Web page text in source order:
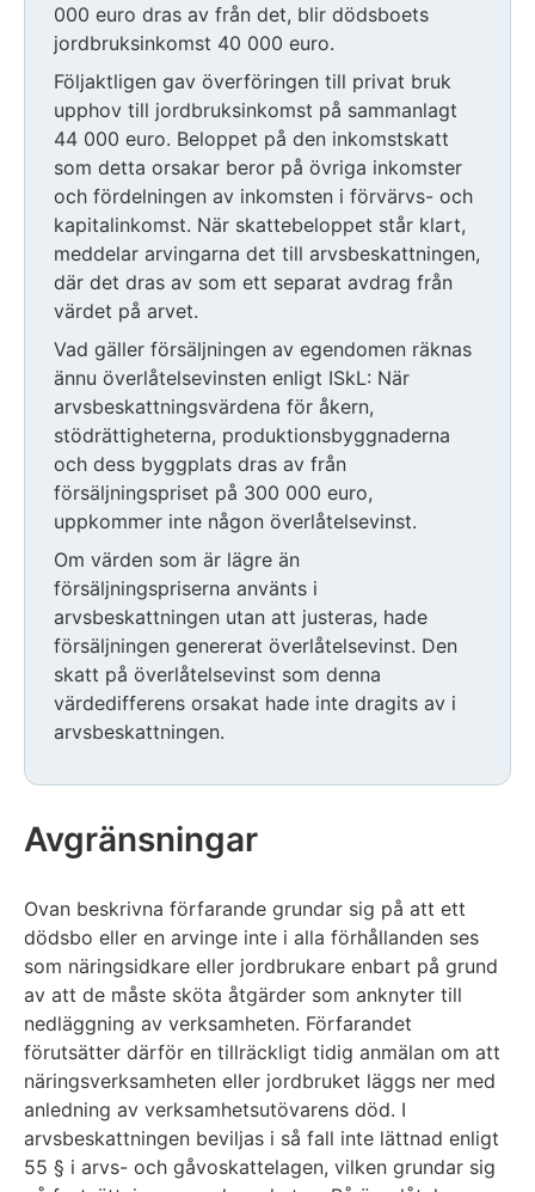
000 euro dras av från det, blir dödsboets
jordbruksinkomst 40 000 euro.
Följaktligen gav överföringen till privat bruk
upphov till jordbruksinkomst på sammanlagt
44 000 euro. Beloppet på den inkomstskatt
som detta orsakar beror på övriga inkomster
och fördelningen av inkomsten i förvärvs- och
kapitalinkomst. När skattebeloppet står klart,
meddelar arvingarna det till arvsbeskattningen,
där det dras av som ett separat avdrag från
värdet på arvet.
Vad gäller försäljningen av egendomen räknas
ännu överlåtelsevinsten enligt ISkL: När
arvsbeskattningsvärdena för åkern,
stödrättigheterna, produktionsbyggnaderna
och dess byggplats dras av från
försäljningspriset på 300 000 euro,
uppkommer inte någon överlåtelsevinst.
Om värden som är lägre än
försäljningspriserna använts i
arvsbeskattningen utan att justeras, hade
försäljningen genererat överlåtelsevinst. Den
skatt på överlåtelsevinst som denna
värdedifferens orsakat hade inte dragits av i
arvsbeskattningen.
Avgränsningar
Ovan beskrivna förfarande grundar sig på att ett
dödsbo eller en arvinge inte i alla förhållanden ses
som näringsidkare eller jordbrukare enbart på grund
av att de måste sköta åtgärder som anknyter till
nedläggning av verksamheten. Förfarandet
förutsätter därför en tillräckligt tidig anmälan om att
näringsverksamheten eller jordbruket läggs ner med
anledning av verksamhetsutövarens död. I
arvsbeskattningen beviljas i så fall inte lättnad enligt
55 § i arvs- och gåvoskattelagen, vilken grundar sig